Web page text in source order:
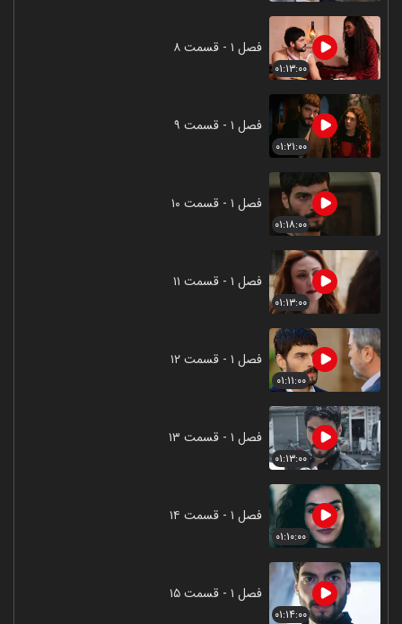
۰۱:۱۳:۰۰
فصل ۱ - قسمت ۸
۰۱:۲۱:۰۰
فصل ۱ - قسمت ۹
۰۱:۱۸:۰۰
فصل ۱ - قسمت ۱۰
۰۱:۱۳:۰۰
فصل ۱ - قسمت ۱۱
۰۱:۱۱:۰۰
فصل ۱ - قسمت ۱۲
۰۱:۱۳:۰۰
فصل ۱ - قسمت ۱۳
۰۱:۱۰:۰۰
فصل ۱ - قسمت ۱۴
۰۱:۱۴:۰۰
فصل ۱ - قسمت ۱۵